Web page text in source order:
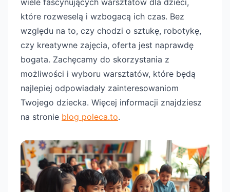
wiele fascynujących warsztatów dla dzieci,
które rozweselą i wzbogacą ich czas. Bez
względu na to, czy chodzi o sztukę, robotykę,
czy kreatywne zajęcia, oferta jest naprawdę
bogata. Zachęcamy do skorzystania z
możliwości i wyboru warsztatów, które będą
najlepiej odpowiadały zainteresowaniom
Twojego dziecka. Więcej informacji znajdziesz
na stronie blog poleca.to.